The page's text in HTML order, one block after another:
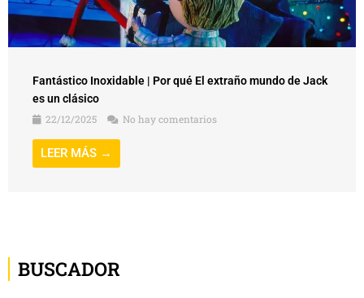
Fantástico Inoxidable | Por qué El extraño mundo de Jack
es un clásico
22/12/2025
No hay comentarios
LEER MÁS →
BUSCADOR